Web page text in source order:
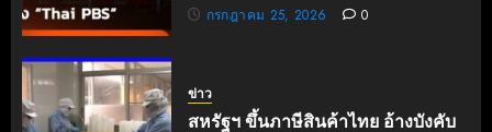
กรกฎาคม 25, 2026 0
ข่าว
สหรัฐฯ ขึ้นภาษีสินค้าไทย อ้างบังคับ